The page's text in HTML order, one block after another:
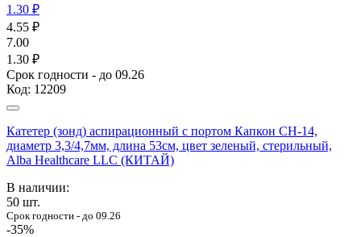
1.30 ₽
4.55 ₽
7.00
1.30 ₽
Срок годности - до 09.26
Код: 12209
Катетер (зонд) аспирационный с портом Капкон CH-14,
диаметр 3,3/4,7мм, длина 53см, цвет зеленый, стерильный,
Alba Healthcare LLC (КИТАЙ)
В наличии:
50 шт.
Срок годности - до 09.26
-35%